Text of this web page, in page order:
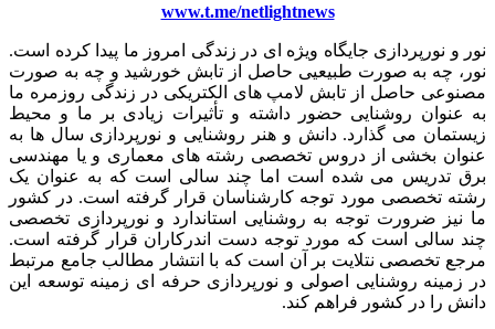
www.t.me/netlightnews
جایگاه ویژه ای در زندگی امروز ما پیدا کرده است.
به صورت طبیعیی حاصل از تابش خورشید و چه به صورت
حاصل از تابش لامپ های الکتریکی در زندگی روزمره ما
روشنایی حضور داشته و تأثیرات زیادی بر ما و محیط
می گذارد. دانش و هنر روشنایی و نورپردازی سال ها به
بخشی از دروس تخصصی رشته های معماری و یا مهندسی
می شده است اما چند سالی است که به عنوان یک
مورد توجه کارشناسان قرار گرفته است. در کشور
ضرورت توجه به روشنایی استاندارد و نورپردازی تخصصی
است که مورد توجه دست اندرکاران قرار گرفته است.
نتلایت بر آن است که با انتشار مطالب جامع مرتبط
روشنایی اصولی و نورپردازی حرفه ای زمینه توسعه این
در کشور فراهم کند.